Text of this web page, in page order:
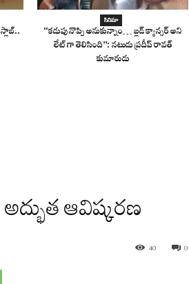
సినిమా
“కడుపు నొప్పి అనుకున్నాం… బ్లడ్ క్యాన్సర్ అని
లేట్ గా తెలిసింది”: నటుడు ప్రదీప్ రావత్
కుమారుడు